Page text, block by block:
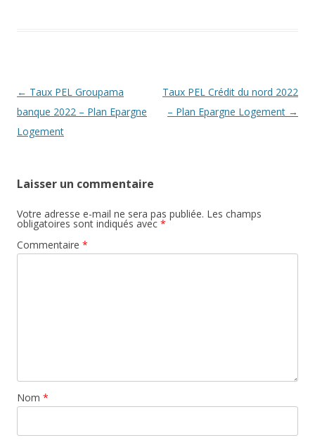
Navigation
des
articles
← Taux PEL Groupama
banque 2022 – Plan Epargne
Logement
Taux PEL Crédit du nord 2022
– Plan Epargne Logement →
Laisser un commentaire
Votre adresse e-mail ne sera pas publiée. Les champs
obligatoires sont indiqués avec *
Commentaire *
Nom *